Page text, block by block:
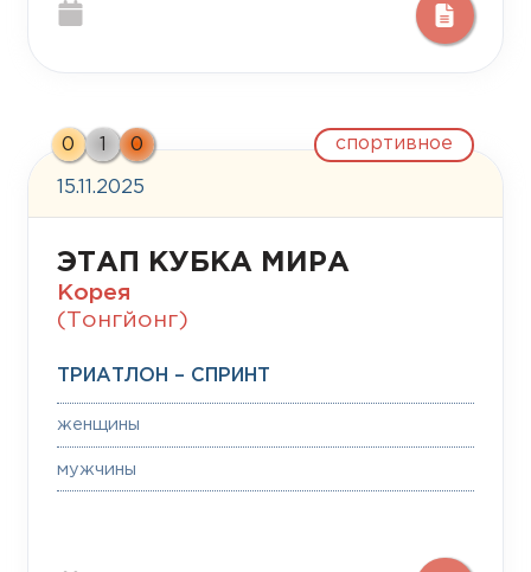
15.11.2025
спортивное
0 0
ЭТАП КУБКА МИРА
Корея
(Тонгйонг)
ТРИАТЛОН – СПРИНТ
женщины
мужчины